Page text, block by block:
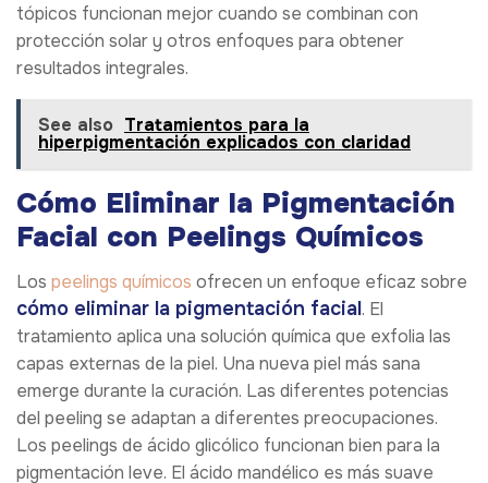
tópicos funcionan mejor cuando se combinan con
protección solar y otros enfoques para obtener
resultados integrales.
See also Tratamientos para la
hiperpigmentación explicados con claridad
Cómo Eliminar la Pigmentación
Facial con Peelings Químicos
Los peelings químicos ofrecen un enfoque eficaz sobre
cómo eliminar la pigmentación facial. El
tratamiento aplica una solución química que exfolia las
capas externas de la piel. Una nueva piel más sana
emerge durante la curación. Las diferentes potencias
del peeling se adaptan a diferentes preocupaciones.
Los peelings de ácido glicólico funcionan bien para la
pigmentación leve. El ácido mandélico es más suave